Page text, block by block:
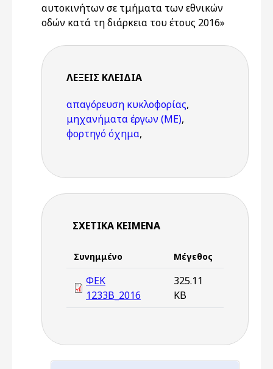
αυτοκινήτων σε τμήματα των εθνικών
οδών κατά τη διάρκεια του έτους 2016»
ΛΈΞΕΙΣ KΛΕΙΔΙΆ
απαγόρευση κυκλοφορίας,
μηχανήματα έργων (ΜΕ),
φορτηγό όχημα,
ΣΧΕΤΙΚΆ ΚΕΊΜΕΝΑ
Συνημμένο Μέγεθος
ΦΕΚ
1233Β_2016
325.11
KB